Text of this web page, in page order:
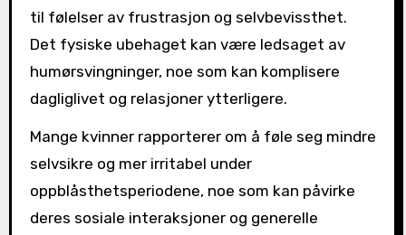
til følelser av frustrasjon og selvbevissthet.
Det fysiske ubehaget kan være ledsaget av
humørsvingninger, noe som kan komplisere
dagliglivet og relasjoner ytterligere.
Mange kvinner rapporterer om å føle seg mindre
selvsikre og mer irritabel under
oppblåsthetsperiodene, noe som kan påvirke
deres sosiale interaksjoner og generelle